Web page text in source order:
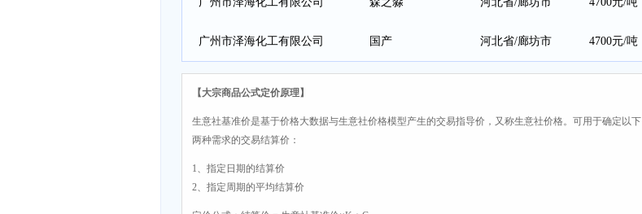
广州市泽海化工有限公司 国产 河北省/廊坊市 4700元/吨
【大宗商品公式定价原理】
生意社基准价是基于价格大数据与生意社价格模型产生的交易指导价，又称生意社价格。可用于确定以下
两种需求的交易结算价：
1、指定日期的结算价
2、指定周期的平均结算价